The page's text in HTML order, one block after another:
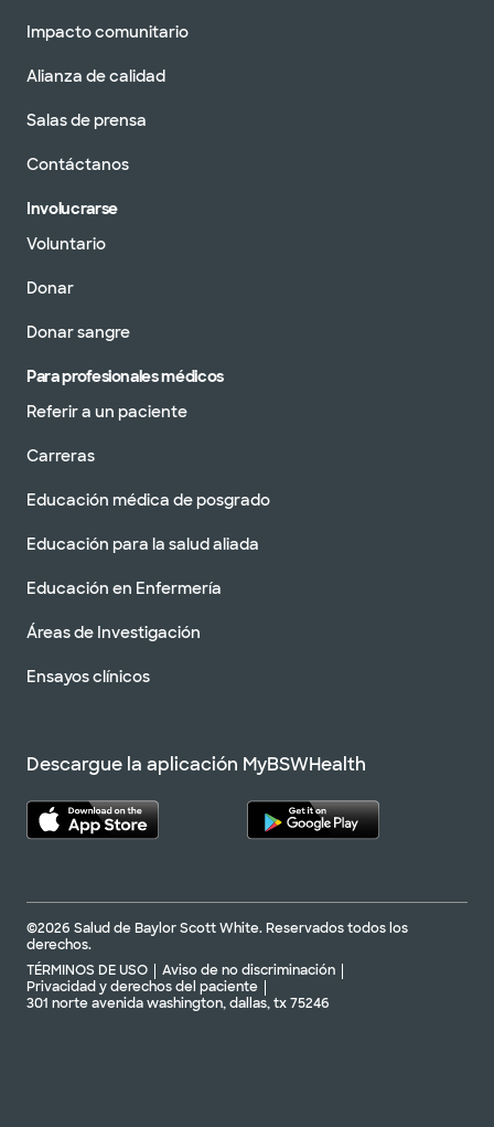
Impacto comunitario
Alianza de calidad
Salas de prensa
Contáctanos
Involucrarse
Voluntario
Donar
Donar sangre
Para profesionales médicos
Referir a un paciente
Carreras
Educación médica de posgrado
Educación para la salud aliada
Educación en Enfermería
Áreas de Investigación
Ensayos clínicos
Descargue la aplicación MyBSWHealth
©2026 Salud de Baylor Scott White. Reservados todos los
derechos.
TÉRMINOS DE USO
Aviso de no discriminación
Privacidad y derechos del paciente
301 norte avenida washington, dallas, tx 75246